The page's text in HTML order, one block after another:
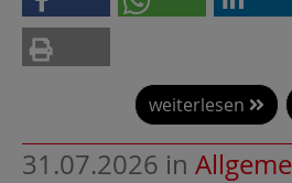
weiterlesen
31.07.2026 in